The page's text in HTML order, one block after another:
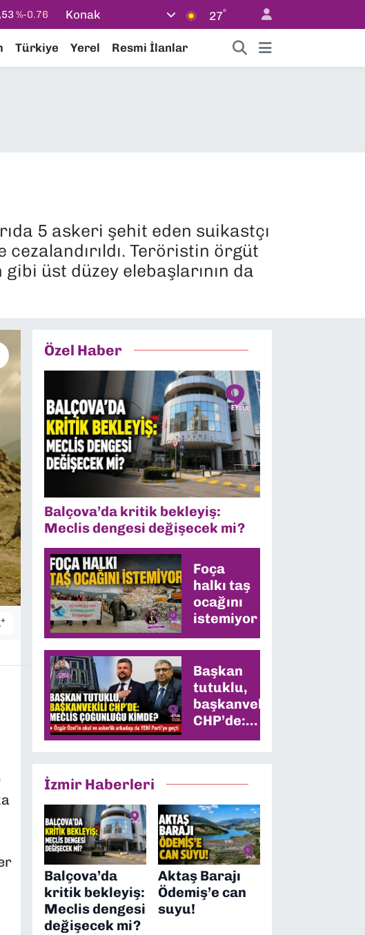
%0.16
%0.07
Konak 27°
Türkiye Yerel Resmi İlanlar
5 askeri şehit eden suikastçı
cezalandırıldı. Teröristin örgüt
üst düzey elebaşlarının da
+
Özel Haber
Balçova’da kritik bekleyiş:
Meclis dengesi değişecek mi?
Foça
halkı taş
ocağını
istemiyor
Başkan
tutuklu,
başkanvekili
CHP’de:
Meclis
İzmir Haberleri
Balçova’da
kritik bekleyiş:
Meclis dengesi
değişecek mi?
Aktaş Barajı
Ödemiş’e can
suyu!